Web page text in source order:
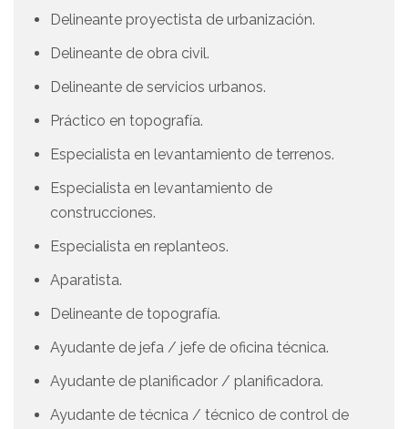
Delineante proyectista de urbanización.
Delineante de obra civil.
Delineante de servicios urbanos.
Práctico en topografía.
Especialista en levantamiento de terrenos.
Especialista en levantamiento de
construcciones.
Especialista en replanteos.
Aparatista.
Delineante de topografía.
Ayudante de jefa / jefe de oficina técnica.
Ayudante de planificador / planificadora.
Ayudante de técnica / técnico de control de